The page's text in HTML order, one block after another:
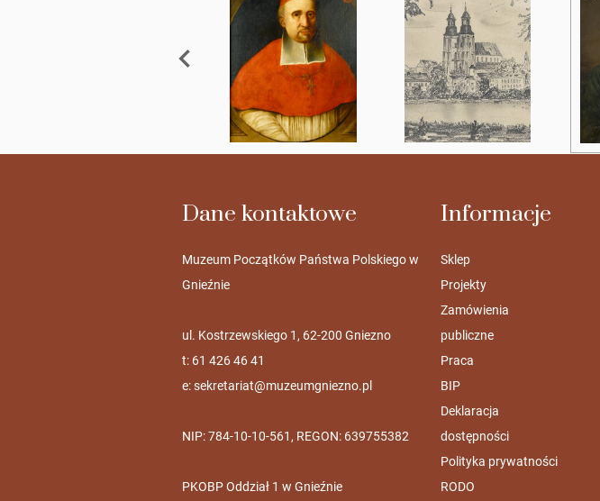
Dane kontaktowe
Muzeum Początków Państwa Polskiego w
Gnieźnie
ul. Kostrzewskiego 1, 62-200 Gniezno
t: 61 426 46 41
e:sekretariat@muzeumgniezno.pl
NIP: 784-10-10-561, REGON: 639755382
PKOBP Oddział 1 w Gnieźnie
Informacje
Sklep
Projekty
Zamówienia
publiczne
Praca
BIP
Deklaracja
dostępności
Polityka prywatności
RODO